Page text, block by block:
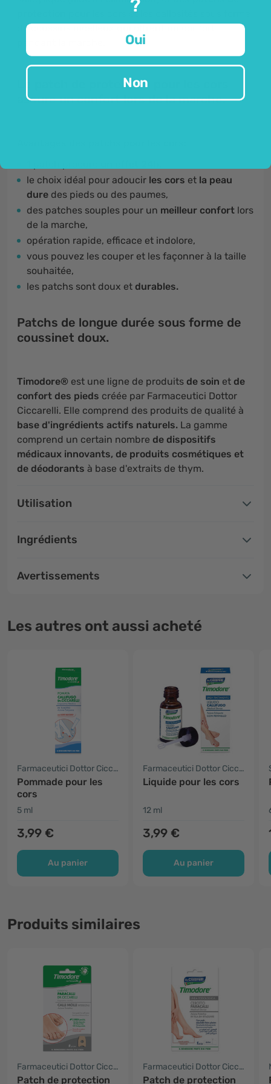
pour les cors et les callosités sous forme
de coussins moelleux qui offrent un confort
Le patch de protection pour les cors
assure un confort lors de la marche.
le choix idéal pour adoucir les cors et la peau
dure des pieds ou des paumes,
des patches souples pour un meilleur confort lors
de la marche,
opération rapide, efficace et indolore,
vous pouvez les couper et les façonner à la taille
souhaitée,
les patchs sont doux et durables.
Patchs de longue durée sous forme de
coussinet doux.
Timodore® est une ligne de produits de soin et de
confort des pieds créée par Farmaceutici Dottor
Ciccarelli. Elle comprend des produits de qualité à
base d'ingrédients actifs naturels. La gamme
comprend un certain nombre de dispositifs
médicaux innovants, de produits cosmétiques et
de déodorants à base d'extraits de thym.
Utilisation
Ingrédients
Avertissements
Les autres ont aussi acheté
Farmaceutici Dottor Ciccarelli
Pommade pour les
cors
5 ml
3,99 €
Au panier
Farmaceutici Dottor Ciccarelli
Liquide pour les cors
12 ml
3,99 €
Au panier
Produits similaires
Farmaceutici Dottor Ciccarelli
Patch de protection
Farmaceutici Dottor Ciccarelli
Patch de protection
?
Oui
Non